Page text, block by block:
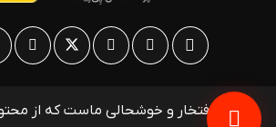
مایه افتخار و خوشحالی ماست که از